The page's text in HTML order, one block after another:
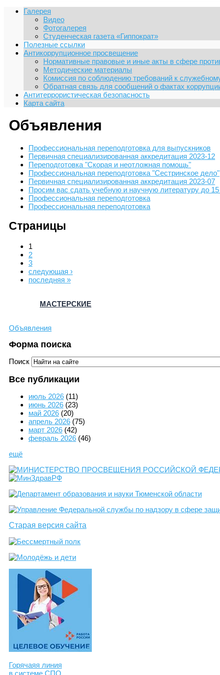
Галерея
Видео
Фотогалерея
Студенческая газета «Гиппократ»
Полезные ссылки
Антикоррупционное просвещение
Нормативные правовые и иные акты в сфере
Методические материалы
Комиссия по соблюдению требований к
Обратная связь для сообщений о фактах
Антитеррористическая безопасность
Карта сайта
Объявления
Профессиональная переподготовка для выпускников
Первичная специализированная аккредитация 2023-12
Переподготовка "Скорая и неотложная помощь"
Профессиональная переподготовка "Сестринское дело"
Первичная специализированная аккредитация 2023-07
Просим вас сдать учебную и научную литературу до
Профессиональная переподготовка
Профессиональная переподготовка
Страницы
1
2
3
следующая ›
последняя »
МАСТЕРСКИЕ
Объявления
Форма поиска
Поиск
Все публикации
июль 2026 (11)
июнь 2026 (23)
май 2026 (20)
апрель 2026 (75)
март 2026 (42)
февраль 2026 (46)
ещё
Старая версия сайта
Горячаяя линия